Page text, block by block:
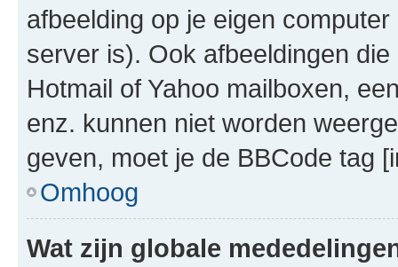
afbeelding op je eigen
server is). Ook afbeeldingen
Hotmail of Yahoo mailboxen,
enz. kunnen niet worden
geven, moet je de BBCode tag
Omhoog
Wat zijn globale